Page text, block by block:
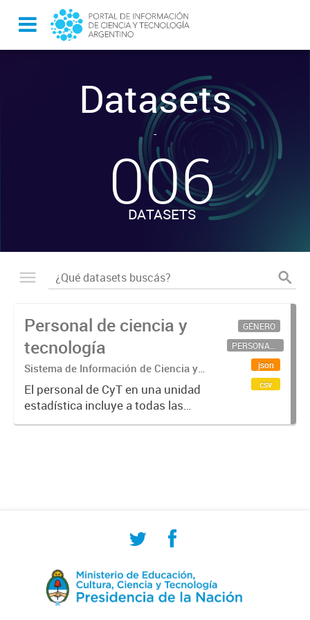
Datasets
-
006
DATASETS
Personal de ciencia y
tecnología
Sistema de Información de Ciencia y
Tecnología Argentino (SICYTAR)
El personal de CyT en una unidad
estadística incluye a todas las
personas involucradas
GÉNERO
PERSONAL CIENTÍFICO-TECNOLÓGICO
json
csv